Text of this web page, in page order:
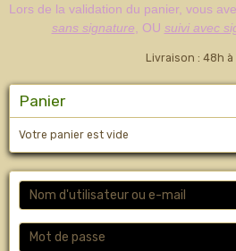
Lors de la validation du panier, vous
sans signature , OU suivi avec
Livraison : 48h à
Panier
Votre panier est vide